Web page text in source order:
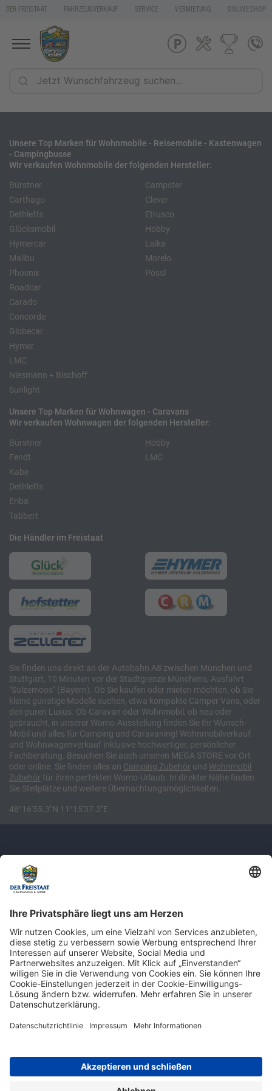
DER FREISTAAT FAHRZEUGVERKAUF SERVICE VERMIETUNG ONLINE SHOP
Unsere Top Marken für Wohnmobile - Reisemobile - Kastenwagen
- Campingbusse
Wir verkaufen Wohnmobile der folgenden Hersteller:
Bürstner
Carthago
Dethleffs
Glücksmobil
Hymercar
Malibu
Phoenix
Roadcar
Campster
Clever
Etrusco
Hobby
Laika
Morelo
Pössl
Carado
Concorde
Globecar
Hymer
LMC
Niesmann + Bischoff
Sunlight
Unsere Top Marken für Wohnwagen - Caravans
Wir verkaufen Wohnwagen der folgenden Hersteller:
Bürstner
Fendt
Kabe
Hobby
LMC
Dethleffs
Eriba
Tabbert
Die Händler im Freistaat
Sie finden uns direkt an der Autobahn A8 zwischen München und
Stuttgart, 10 Minuten vor der Stadtgrenze Münchens, Ausfahrt
"Sulzemoos" (Bayern). Ob Sie kaufen oder mieten möchten, ob Sie
kleine günstige Modelle suchen, etwa kompakte Camper Vans, oder
den puren Luxus. Ob Caravan oder Wohnmobil, ob neu oder
gebraucht, in unserer Womo-Ausstellung finden Sie Ihr Wunsch-
Mobil und alles für Camping und Caravaning! Wohnmobilverkauf
und Wohnwagenverkauf inklusive hochwertiger, persönlicher
Fachberatung. Besuchen Sie auch unseren MEGA STORE vor Ort
oder online. Sie finden alles an Camping Zubehör und Wohnmobil
Zubehör für ihren perfekten Womo-Urlaub. In direkter Nähe finden
Sie Stellplätze und weitere Übernachtungsmöglichkeiten.
48°16'55.3"N 11°15'37.3"E
Newsletter: Jetzt auf
shop.derfreistaat.de anmelden und
einen 5€ Gutschein für unseren Online-
Shop erhalten!*
Impressum Datenschutz Barrierefreiheit